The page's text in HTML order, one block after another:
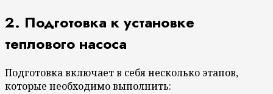
2. Подготовка к установке
теплового насоса
Подготовка включает в себя несколько этапов,
которые необходимо выполнить: